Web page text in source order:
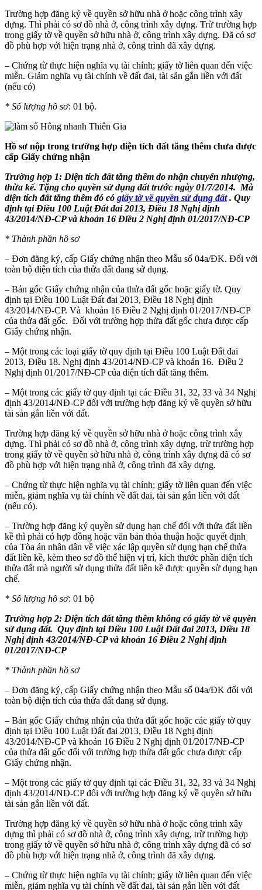
Trường hợp đăng ký về quyền sở hữu nhà ở hoặc công trình xây
dựng. Thì phải có sơ đồ nhà ở, công trình xây dựng. Trừ trường hợp
trong giấy tờ về quyền sở hữu nhà ở, công trình xây dựng. Đã có sơ
đồ phù hợp với hiện trạng nhà ở, công trình đã xây dựng.
– Chứng từ thực hiện nghĩa vụ tài chính; giấy tờ liên quan đến việc
miễn. Giảm nghĩa vụ tài chính về đất đai, tài sản gắn liền với đất
(nếu có)
* Số lượng hồ sơ: 01 bộ.
Hồ sơ nộp trong trường hợp diện tích đất tăng thêm chưa được
cấp Giấy chứng nhận
Trường hợp 1: Diện tích đất tăng thêm do nhận chuyển nhượng,
thừa kế. Tặng cho quyền sử dụng đất trước ngày 01/7/2014. Mà
diện tích đất tăng thêm đó có giấy tờ về quyền sử dụng đất. Quy
định tại Điều 100 Luật Đất đai 2013, Điều 18 Nghị định
43/2014/NĐ-CP và khoản 16 Điều 2 Nghị định 01/2017/NĐ-CP
* Thành phần hồ sơ
– Đơn đăng ký, cấp Giấy chứng nhận theo Mẫu số 04a/ĐK. Đối với
toàn bộ diện tích của thửa đất đang sử dụng.
– Bản gốc Giấy chứng nhận của thửa đất gốc hoặc giấy tờ. Quy
định tại Điều 100 Luật Đất đai 2013, Điều 18 Nghị định
43/2014/NĐ-CP. Và khoản 16 Điều 2 Nghị định 01/2017/NĐ-CP
của thửa đất gốc. Đối với trường hợp thửa đất gốc chưa được cấp
Giấy chứng nhận.
– Một trong các loại giấy tờ quy định tại Điều 100 Luật Đất đai
2013, Điều 18. Nghị định 43/2014/NĐ-CP và khoản 16. Điều 2
Nghị định 01/2017/NĐ-CP của diện tích đất tăng thêm.
– Một trong các giấy tờ quy định tại các Điều 31, 32, 33 và 34 Nghị
định 43/2014/NĐ-CP đối với trường hợp đăng ký về quyền sở hữu
tài sản gắn liền với đất.
Trường hợp đăng ký về quyền sở hữu nhà ở hoặc công trình xây
dựng. Thì phải có sơ đồ nhà ở, công trình xây dựng, trừ trường hợp
trong giấy tờ về quyền sở hữu nhà ở, công trình xây dựng đã có sơ
đồ phù hợp với hiện trạng nhà ở, công trình đã xây dựng.
– Chứng từ thực hiện nghĩa vụ tài chính; giấy tờ liên quan đến việc
miễn, giảm nghĩa vụ tài chính về đất đai, tài sản gắn liền với đất
(nếu có).
– Trường hợp đăng ký quyền sử dụng hạn chế đối với thửa đất liền
kề thì phải có hợp đồng hoặc văn bản thỏa thuận hoặc quyết định
của Tòa án nhân dân về việc xác lập quyền sử dụng hạn chế thửa
đất liền kề, kèm theo sơ đồ thể hiện vị trí, kích thước phần diện tích
thửa đất mà người sử dụng thửa đất liền kề được quyền sử dụng hạn
chế.
* Số lượng hồ sơ: 01 bộ
Trường hợp 2: Diện tích đất tăng thêm không có giấy tờ về quyền
sử dụng đất. Quy định tại Điều 100 Luật Đất đai 2013, Điều 18
Nghị định 43/2014/NĐ-CP và khoản 16 Điều 2 Nghị định
01/2017/NĐ-CP
* Thành phần hồ sơ
– Đơn đăng ký, cấp Giấy chứng nhận theo Mẫu số 04a/ĐK đối với
toàn bộ diện tích của thửa đất đang sử dụng.
– Bản gốc Giấy chứng nhận của thửa đất gốc hoặc các giấy tờ quy
định tại Điều 100 Luật Đất đai 2013, Điều 18 Nghị định
43/2014/NĐ-CP và khoản 16 Điều 2 Nghị định 01/2017/NĐ-CP
của thửa đất gốc đối với trường hợp thửa đất gốc chưa được cấp
Giấy chứng nhận.
– Một trong các giấy tờ quy định tại các Điều 31, 32, 33 và 34 Nghị
định 43/2014/NĐ-CP đối với trường hợp đăng ký về quyền sở hữu
tài sản gắn liền với đất.
Trường hợp đăng ký về quyền sở hữu nhà ở hoặc công trình xây
dựng thì phải có sơ đồ nhà ở, công trình xây dựng, trừ trường hợp
trong giấy tờ về quyền sở hữu nhà ở, công trình xây dựng đã có sơ
đồ phù hợp với hiện trạng nhà ở, công trình đã xây dựng.
– Chứng từ thực hiện nghĩa vụ tài chính; giấy tờ liên quan đến việc
miễn, giảm nghĩa vụ tài chính về đất đai, tài sản gắn liền với đất